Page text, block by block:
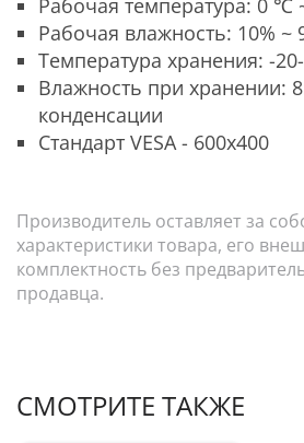
Рабочая влажность: 10% ~
Температура хранения: -
Влажность при хранении:
конденсации
Стандарт VESA - 600х400
Производитель оставляет за
характеристики товара, его
комплектность без
продавца.
СМОТРИТЕ ТАКЖЕ